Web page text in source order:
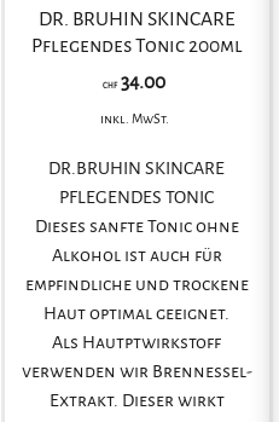
DR. BRUHIN SKINCARE
Pflegendes Tonic 200ml
CHF 34.00
inkl. MwSt.
DR.BRUHIN SKINCARE
PFLEGENDES TONIC
Dieses sanfte Tonic ohne
Alkohol ist auch für
empfindliche und trockene
Haut optimal geeignet.
Als Hautptwirkstoff
verwenden wir Brennessel-
Extrakt. Dieser wirkt